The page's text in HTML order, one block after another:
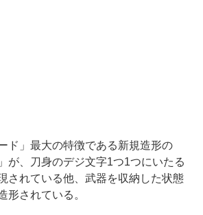
ド」最大の特徴である新規造形の
が、刀身のデジ文字1つ1つにいたる
されている他、武器を収納した状態
形されている。